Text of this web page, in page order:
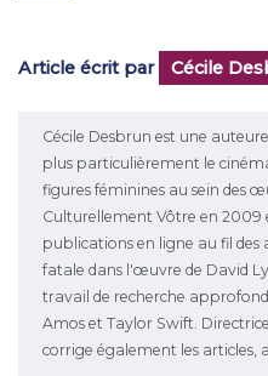
Article écrit par Cécile
Cécile Desbrun est une
plus particulièrement le
figures féminines au sein des
Culturellement Vôtre en 2009
publications en ligne au fil des
fatale dans l'œuvre de David
travail de recherche
Amos et Taylor Swift.
corrige également les articles,